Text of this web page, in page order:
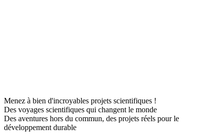
Menez à bien d'incroyables projets scientifiques !
Des voyages scientifiques qui changent le monde
Des aventures hors du commun, des projets réels pour le
développement durable